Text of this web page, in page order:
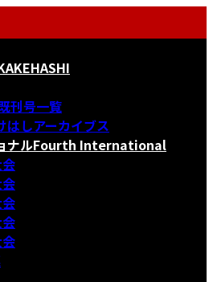
刊号一覧
はしアーカイブス
ナルFourth International